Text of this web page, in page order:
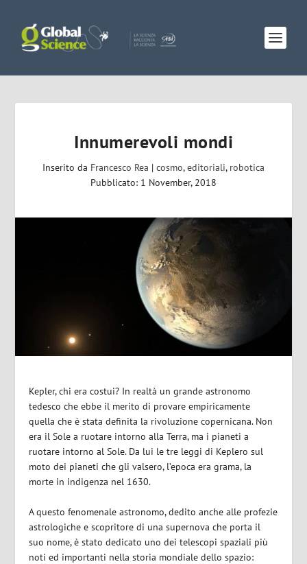
Innumerevoli mondi
Inserito da Francesco Rea | cosmo,editoriali, robotica
Pubblicato: 1 November, 2018
Kepler, chi era costui? In realtà un grande astronomo
tedesco che ebbe il merito di provare empiricamente
quella che è stata definita la rivoluzione copernicana. Non
era il Sole a ruotare intorno alla Terra, ma i pianeti a
ruotare intorno al Sole. Da lui le tre leggi di Keplero sul
moto dei pianeti che gli valsero, l’epoca era grama, la
morte in indigenza nel 1630.
A questo fenomenale astronomo, dedito anche alle profezie
astrologiche e scopritore di una supernova che porta il
suo nome, è stato dedicato uno dei telescopi spaziali più
noti ed importanti nella storia mondiale dello spazio: